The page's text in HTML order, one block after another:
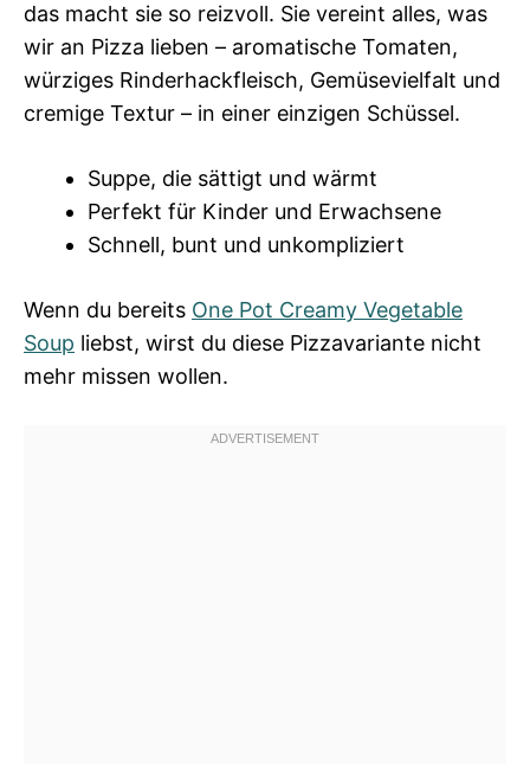
das macht sie so reizvoll. Sie vereint alles, was
wir an Pizza lieben – aromatische Tomaten,
würziges Rinderhackfleisch, Gemüsevielfalt und
cremige Textur – in einer einzigen Schüssel.
Suppe, die sättigt und wärmt
Perfekt für Kinder und Erwachsene
Schnell, bunt und unkompliziert
Wenn du bereits One Pot Creamy Vegetable
Soup liebst, wirst du diese Pizzavariante nicht
mehr missen wollen.